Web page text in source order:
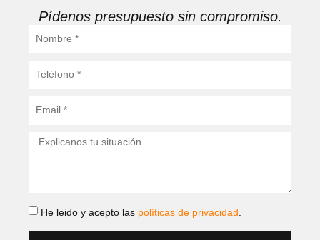
Pídenos presupuesto sin compromiso.
He leido y acepto las políticas de privacidad